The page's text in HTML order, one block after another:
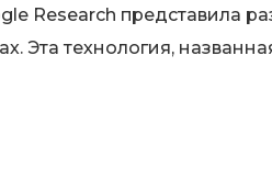
Research представила
Эта технология,